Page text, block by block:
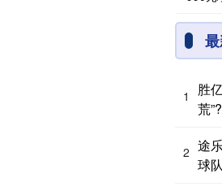
1
胜
荒”?
2 途
球